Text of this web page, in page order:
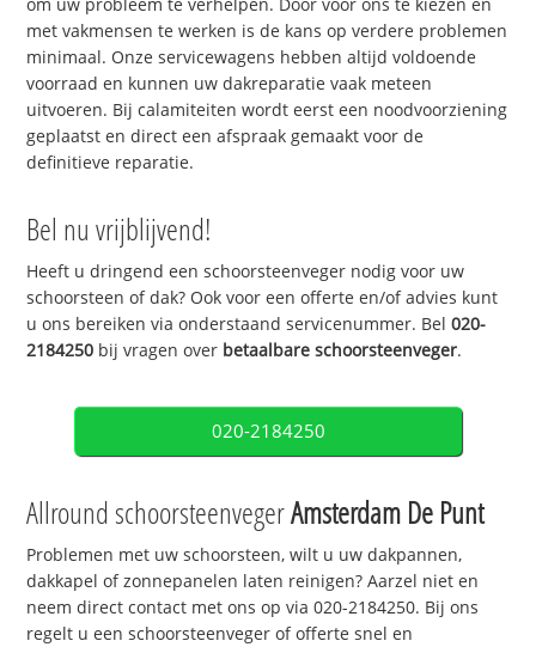
met vakmensen te werken is de kans op verdere problemen
minimaal. Onze servicewagens hebben altijd voldoende
voorraad en kunnen uw dakreparatie vaak meteen
uitvoeren. Bij calamiteiten wordt eerst een noodvoorziening
geplaatst en direct een afspraak gemaakt voor de
definitieve reparatie.
Bel nu vrijblijvend!
Heeft u dringend een schoorsteenveger nodig voor uw
schoorsteen of dak? Ook voor een offerte en/of advies kunt
u ons bereiken via onderstaand servicenummer. Bel020-
2184250 bij vragen over betaalbare schoorsteenveger.
020-2184250
Allround schoorsteenvegerAmsterdam De Punt
Problemen met uw schoorsteen, wilt u uw dakpannen,
dakkapel of zonnepanelen laten reinigen? Aarzel niet en
neem direct contact met ons op via 020-2184250. Bij ons
regelt u een schoorsteenveger of offerte snel en